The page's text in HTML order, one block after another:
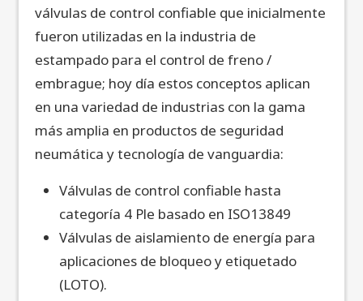
válvulas de control confiable que inicialmente
fueron utilizadas en la industria de
estampado para el control de freno /
embrague; hoy día estos conceptos aplican
en una variedad de industrias con la gama
más amplia en productos de seguridad
neumática y tecnología de vanguardia:
Válvulas de control confiable hasta
categoría 4 Ple basado en ISO13849
Válvulas de aislamiento de energía para
aplicaciones de bloqueo y etiquetado
(LOTO).